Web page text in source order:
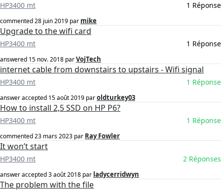
HP3400 mt 1 Réponse
commented28 juin 2019 par mike
Upgrade to the wifi card
HP3400 mt 1 Réponse
answered 15 nov. 2018 parVojTech
internet cable from downstairs to upstairs - Wifi signal
HP3400 mt 1 Réponse
answer accepted 15 août 2019 paroldturkey03
How to install 2,5 SSD on HP P6?
HP3400 mt 1 Réponse
commented23 mars 2023 par Ray Fowler
It won’t start
HP3400 mt 2 Réponses
answer accepted3 août 2018 par ladycerridwyn
The problem with the file